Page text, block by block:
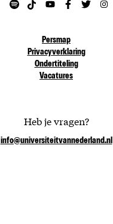
Persmap
Privacyverklaring
Ondertiteling
Vacatures
Heb je vragen?
info@universiteitvannederland.nl